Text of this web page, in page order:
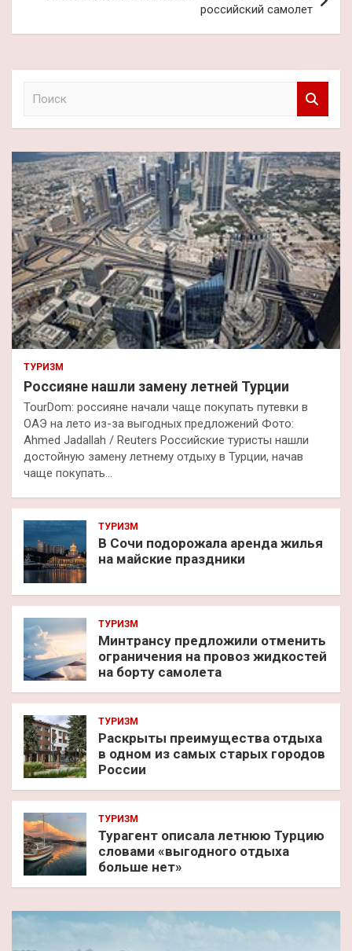
российский самолет
к
ТУРИЗМ
Россияне нашли замену летней Турции
TourDom: россияне начали чаще покупать путевки в
ОАЭ на лето из-за выгодных предложений Фото:
Ahmed Jadallah / Reuters Российские туристы нашли
достойную замену летнему отдыху в Турции, начав
чаще покупать…
ТУРИЗМ
В Сочи подорожала аренда жилья
на майские праздники
ТУРИЗМ
Минтрансу предложили отменить
ограничения на провоз жидкостей
на борту самолета
ТУРИЗМ
Раскрыты преимущества отдыха
в одном из самых старых городов
России
ТУРИЗМ
Турагент описала летнюю Турцию
словами «выгодного отдыха
больше нет»